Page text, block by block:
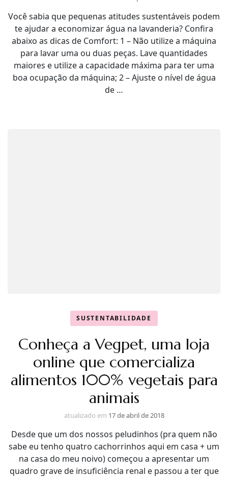
Você sabia que pequenas atitudes sustentáveis podem
te ajudar a econ​omizar água na lavanderia? Confira
abaixo as dicas de Comfort: 1 – Não utilize a máquina
para lavar uma ou duas peças. Lave quantidades
maiores e utilize a capacidade máxima para ter uma
boa ocupação da máquina; 2 – Ajuste o nível de água
de …
SUSTENTABILIDADE
Conheça a Vegpet, uma loja
online que comercializa
alimentos 100% vegetais para
animais
atualizado em 17 de abril de 2018
Desde que um dos nossos peludinhos (pra quem não
sabe eu tenho quatro cachorrinhos aqui em casa + um
na casa do meu noivo) começou a apresentar um
quadro grave de insuficiência renal e passou a ter que